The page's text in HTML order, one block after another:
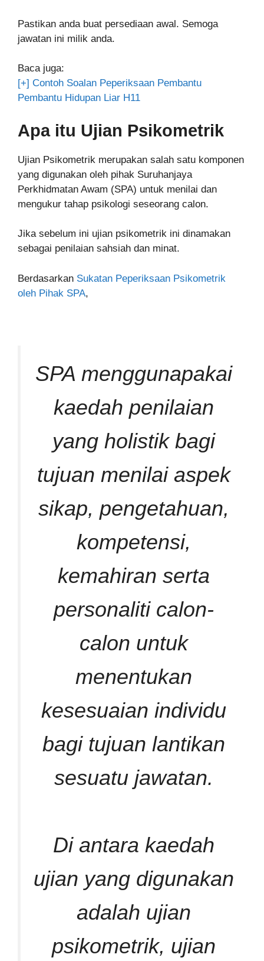
Pastikan anda buat persediaan awal. Semoga
jawatan ini milik anda.
Baca juga:
[+] Contoh Soalan Peperiksaan Pembantu
Pembantu Hidupan Liar H11
Apa itu Ujian Psikometrik
Ujian Psikometrik merupakan salah satu komponen
yang digunakan oleh pihak Suruhanjaya
Perkhidmatan Awam (SPA) untuk menilai dan
mengukur tahap psikologi seseorang calon.
Jika sebelum ini ujian psikometrik ini dinamakan
sebagai penilaian sahsiah dan minat.
Berdasarkan Sukatan Peperiksaan Psikometrik
oleh Pihak SPA,
SPA menggunapakai
kaedah penilaian
yang holistik bagi
tujuan menilai aspek
sikap, pengetahuan,
kompetensi,
kemahiran serta
personaliti calon-
calon untuk
menentukan
kesesuaian individu
bagi tujuan lantikan
sesuatu jawatan.
Di antara kaedah
ujian yang digunakan
adalah ujian
psikometrik, ujian